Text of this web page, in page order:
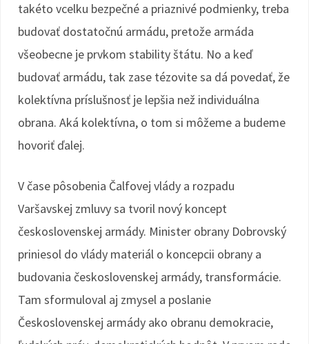
takéto vcelku bezpečné a priaznivé podmienky, treba
budovať dostatočnú armádu, pretože armáda
všeobecne je prvkom stability štátu. No a keď
budovať armádu, tak zase tézovite sa dá povedať, že
kolektívna príslušnosť je lepšia než individuálna
obrana. Aká kolektívna, o tom si môžeme a budeme
hovoriť ďalej.
V čase pôsobenia Čalfovej vlády a rozpadu
Varšavskej zmluvy sa tvoril nový koncept
československej armády. Minister obrany Dobrovský
priniesol do vlády materiál o koncepcii obrany a
budovania československej armády, transformácie.
Tam sformuloval aj zmysel a poslanie
Československej armády ako obranu demokracie,